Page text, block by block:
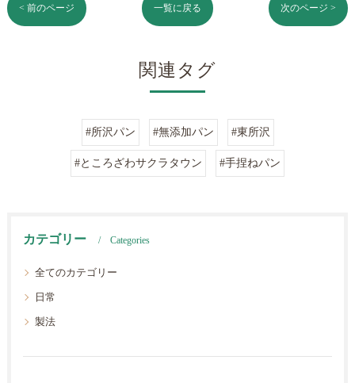
< 前のページ 一覧に戻る 次のページ >
関連タグ
#所沢パン #無添加パン #東所沢
#ところざわサクラタウン #手捏ねパン
カテゴリー Categories
全てのカテゴリー
日常
製法